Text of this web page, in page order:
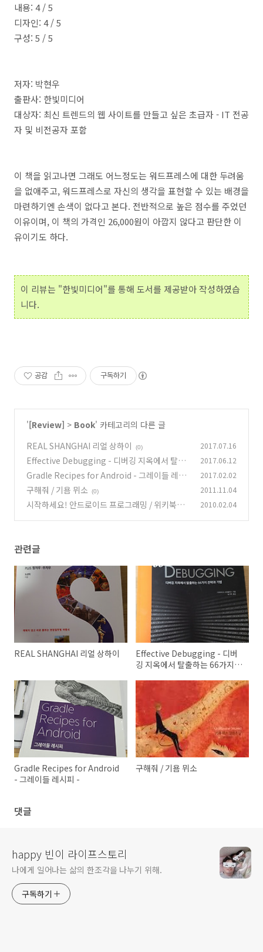
내용: 4 / 5
디자인: 4 / 5
구성: 5 / 5
저자: 박현우
출판사: 한빛미디어
대상자: 최신 트렌드의 웹 사이트를 만들고 싶은 초급자 - IT 전공
자 및 비전공자 포함
이 책을 읽고나면 그래도 어느정도는 워드프레스에 대한 두려움
을 없애주고, 워드프레스로 자신의 생각을 표현할 수 있는 배경을
마련하기엔 손색이 없다고 본다. 전반적으로 높은 점수를 주었던
이유이며, 이 책의 가격인 26,000원이 아깝지 않다고 판단한 이
유이기도 하다.
이 리뷰는 "한빛미디어"를 통해 도서를 제공받아 작성하였습
니다.
공감 구독하기
'[Review] > Book' 카테고리의 다른 글
REAL SHANGHAI 리얼 상하이
(0) 2017.07.16
Effective Debugging - 디버깅 지옥에서 탈출
하는 66가지 전략과 기법 (0)
2017.06.12
Gradle Recipes for Android - 그레이들 레시
피 - (0)
2017.02.02
구해줘 / 기욤 뮈소 (0) 2011.11.04
시작하세요! 안드로이드 프로그래밍 / 위키북스 2010.02.04
관련글
REAL SHANGHAI 리얼 상하이
Effective Debugging - 디버
깅 지옥에서 탈출하는 66가지
Gradle Recipes for Android
- 그레이들 레시피 -
구해줘 / 기욤 뮈소
댓글
happy 빈이 라이프스토리
나에게 일어나는 삶의 한조각을 나누기 위해.
구독하기